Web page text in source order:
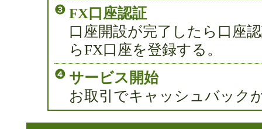
FX口座認証
口座開設が完了したら口座
らFX口座を登録する。
サービス開始
お取引でキャッシュバック